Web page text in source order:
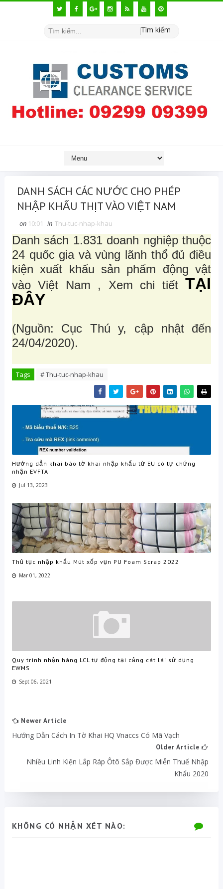
Tìm kiếm
DANH SÁCH CÁC NƯỚC CHO PHÉP
NHẬP KHẨU THỊT VÀO VIỆT NAM
on 10:01 in Thu-tuc-nhap-khau
Danh sách 1.831 doanh nghiệp thuộc
24 quốc gia và vùng lãnh thổ đủ điều
kiện xuất khẩu sản phẩm động vật
vào Việt Nam , Xem chi tiết TẠI
ĐÂY
(Nguồn: Cục Thú y, cập nhật đến
24/04/2020).
Tags # Thu-tuc-nhap-khau
Hướng dẫn khai báo tờ khai nhập khẩu từ EU có tự chứng
nhận EVFTA
Jul 13, 2023
Thủ tục nhập khẩu Mút xốp vụn PU Foam Scrap 2022
Mar 01, 2022
Quy trình nhận hàng LCL tự động tại cảng cát lái sử dụng
EWMS
Sept 06, 2021
Newer Article
Hướng Dẫn Cách In Tờ Khai HQ Vnaccs Có Mã Vạch
Older Article
Nhiều Linh Kiện Lắp Ráp Ôtô Sắp Được Miễn Thuế Nhập
Khẩu 2020
KHÔNG CÓ NHẬN XÉT NÀO: